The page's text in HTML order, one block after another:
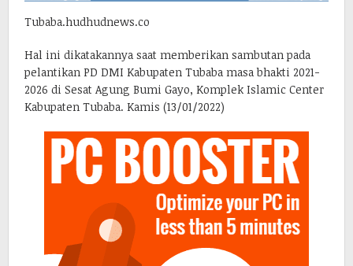
Tubaba.hudhudnews.co
Hal ini dikatakannya saat memberikan sambutan pada
pelantikan PD DMI Kabupaten Tubaba masa bhakti 2021-
2026 di Sesat Agung Bumi Gayo, Komplek Islamic Center
Kabupaten Tubaba. Kamis (13/01/2022)